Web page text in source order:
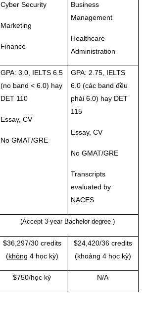
Cyber Security
Marketing
Finance
Business
Management
Healthcare
Administration
GPA: 3.0, IELTS 6.5
(no band < 6.0) hay
DET 110
Essay, CV
No GMAT/GRE
GPA: 2.75, IELTS
6.0 (các band đều
phải 6.0) hay DET
115
Essay, CV
No GMAT/GRE
Transcripts
evaluated by
NACES
(Accept 3-year Bachelor degree )
$36,297/30 credits
(khỏng 4 học kỳ)
$24,420/36 credits
(khoảng 4 học kỳ)
$750/học kỳ N/A